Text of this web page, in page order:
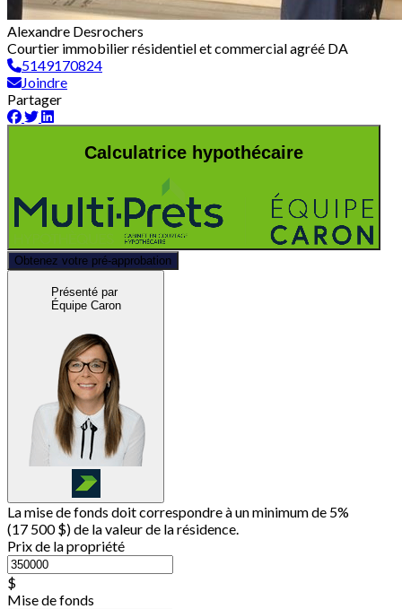
Alexandre Desrochers
Courtier immobilier résidentiel et commercial agréé DA
5149170824
Joindre
Partager
Calculatrice hypothécaire
Obtenez votre pré-approbation
Présenté par
Équipe Caron
La mise de fonds doit correspondre à un minimum de 5%
(17 500 $) de la valeur de la résidence.
Prix de la propriété
$
Mise de fonds